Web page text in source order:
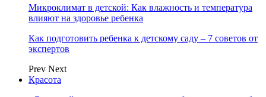
Микроклимат в детской: Как влажность и температура
влияют на здоровье ребенка
Как подготовить ребенка к детскому саду – 7 советов от
экспертов
Prev Next
Красота